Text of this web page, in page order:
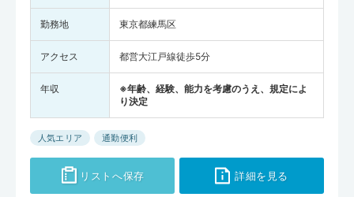
勤務地 東京都練馬区
アクセス 都営大江戸線徒歩5分
年収
※年齢、経験、能力を考慮のうえ、規定によ
り決定
人気エリア 通勤便利
リストへ保存 詳細を見る